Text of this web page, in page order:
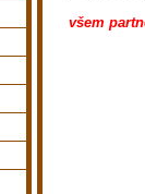
všem